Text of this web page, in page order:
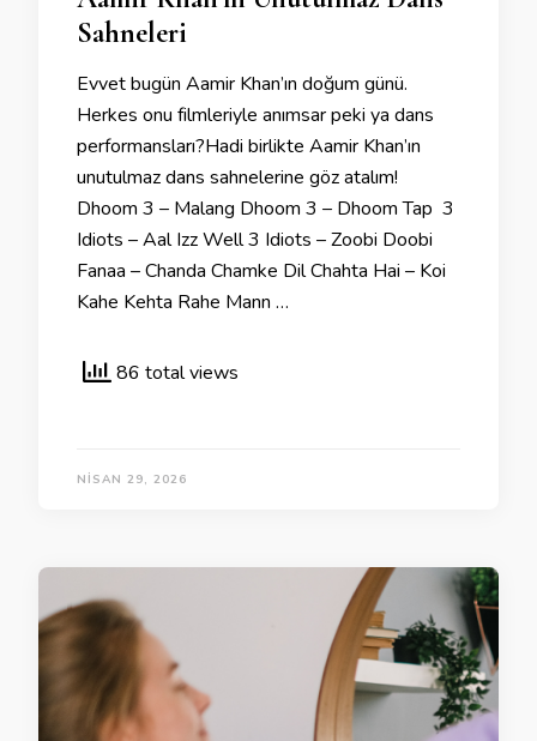
Sahneleri
Evvet bugün Aamir Khan’ın doğum günü.
Herkes onu filmleriyle anımsar peki ya dans
performansları?Hadi birlikte Aamir Khan’ın
unutulmaz dans sahnelerine göz atalım!
Dhoom 3 – Malang Dhoom 3 – Dhoom Tap 3
Idiots – Aal Izz Well 3 Idiots – Zoobi Doobi
Fanaa – Chanda Chamke Dil Chahta Hai – Koi
Kahe Kehta Rahe Mann …
86 total views
NISAN 29, 2026